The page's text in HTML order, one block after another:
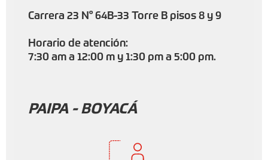
Carrera 23 N° 64B-33 Torre B pisos 8 y 9
Horario de atención:
7:30 am a 12:00 m y 1:30 pm a 5:00 pm.
PAIPA - BOYACÁ